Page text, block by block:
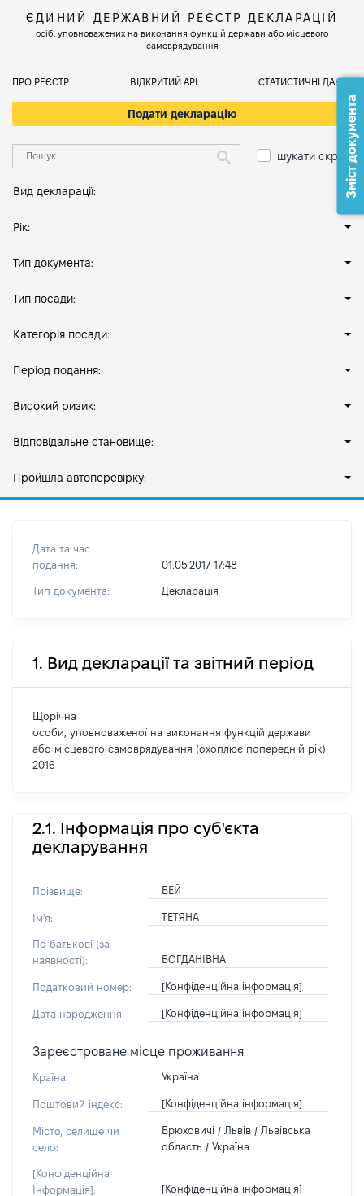
ЄДИНИЙ ДЕРЖАВНИЙ РЕЄСТР ДЕКЛАРАЦІЙ
осіб, уповноважених на виконання функцій держави або місцевого
самоврядування
ПРО РЕЄСТР ВІДКРИТИЙ АРІ СТАТИСТИЧНІ ДАНІ
Подати декларацію
шукати скрізь
Вид декларації:
Рік:
Тип документа:
Тип посади:
Категорія посади:
Період подання:
Високий ризик:
Відповідальне становище:
Пройшла автоперевірку:
Дата та час
подання:
01.05.2017 17:48
Тип документа: Декларація
1. Вид декларації та звітний період
Щорічна
особи, уповноваженої на виконання функцій держави
або місцевого самоврядування (охоплює попередній рік)
2016
2.1. Інформація про суб'єкта
декларування
Прізвище: БЕЙ
Ім'я: ТЕТЯНА
По батькові (за
наявності):
БОГДАНІВНА
Податковий номер: [Конфіденційна інформація]
Дата народження: [Конфіденційна інформація]
Зареєстроване місце проживання
Країна: Україна
Поштовий індекс: [Конфіденційна інформація]
Місто, селище чи
село:
Брюховичі / Львів / Львівська
область / Україна
[Конфіденційна
Інформація]:
[Конфіденційна інформація]
Зміст документа